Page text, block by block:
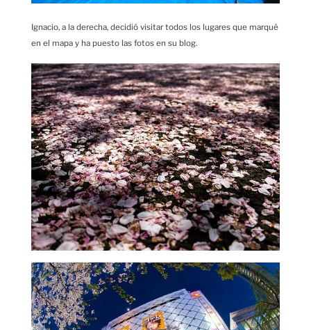
Ignacio, a la derecha, decidió visitar todos los lugares que marqué
en el mapa y ha puesto las fotos en su blog.